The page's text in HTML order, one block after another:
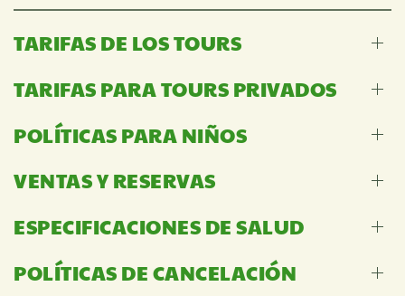
TARIFAS DE LOS TOURS
TARIFAS PARA TOURS PRIVADOS
POLÍTICAS PARA NIÑOS
VENTAS Y RESERVAS
ESPECIFICACIONES DE SALUD
POLÍTICAS DE CANCELACIÓN